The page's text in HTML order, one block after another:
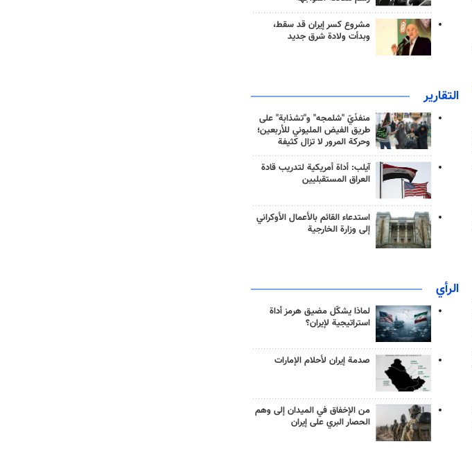
مشروع كسر إيران قد سقط،
وبدأت ولادة شرق جديد
التقارير
منفذَيّ "شلمجه" و"تشذابة" على
طريق الفيض المليوني للأربعين؛
وحركة المرور لا تزال كثيفة
آيلب: أداة أمريكية لتدريب قادة
العراق المستقبليين
استدعاء القائم بالأعمال الأوكراني
إلى وزارة الخارجية
الرأي
لماذا يشكّل مضيق هرمز أداة
استراتيجية لإيران؟
صدمة إيران لأحلام الإمارات
من الإخفاق في الميدان إلى وهم
الحصار البري على إيران